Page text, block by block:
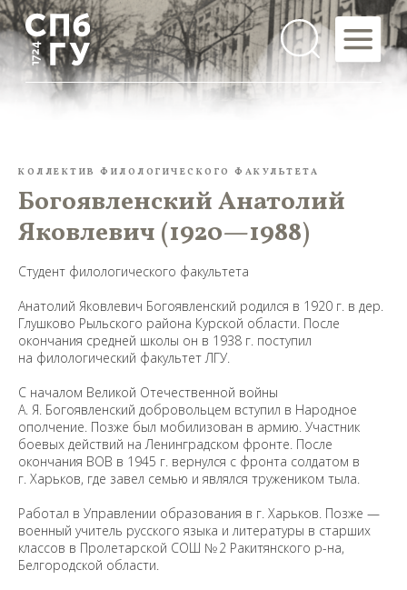
КОЛЛЕКТИВ ФИЛОЛОГИЧЕСКОГО ФАКУЛЬТЕТА
Богоявленский Анатолий
Яковлевич (1920—1988)
Студент филологического факультета
Анатолий Яковлевич Богоявленский родился в 1920 г. в дер.
Глушково Рыльского района Курской области. После
окончания средней школы он в 1938 г. поступил
на филологический факультет ЛГУ.
С началом Великой Отечественной войны
А. Я. Богоявленский добровольцем вступил в Народное
ополчение. Позже был мобилизован в армию. Участник
боевых действий на Ленинградском фронте. После
окончания ВОВ в 1945 г. вернулся с фронта солдатом в
г. Харьков, где завел семью и являлся тружеником тыла.
Работал в Управлении образования в г. Харьков. Позже —
военный учитель русского языка и литературы в старших
классов в Пролетарской СОШ № 2 Ракитянского р-на,
Белгородской области.